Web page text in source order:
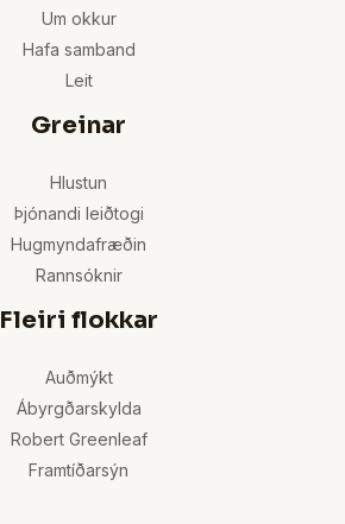
Um okkur
Hafa samband
Leit
Greinar
Hlustun
Þjónandi leiðtogi
Hugmyndafræðin
Rannsóknir
Fleiri flokkar
Auðmýkt
Ábyrgðarskylda
Robert Greenleaf
Framtíðarsýn